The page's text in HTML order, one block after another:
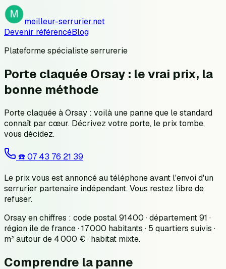
meilleur-serrurier.net
Devenir référencéBlog
Plateforme spécialiste serrurerie
Porte claquée Orsay : le vrai prix, la
bonne méthode
Porte claquée à Orsay : voilà une panne que le standard
connaît par cœur. Décrivez votre porte, le prix tombe,
vous décidez.
☎️07 43 76 21 39
Le prix vous est annoncé au téléphone avant l'envoi d'un
serrurier partenaire indépendant. Vous restez libre de
refuser.
Orsay en chiffres : code postal 91400 · département 91 ·
région ile de france · 17 000 habitants · 5 quartiers suivis ·
m² autour de 4 000 € · habitat mixte.
Comprendre la panne